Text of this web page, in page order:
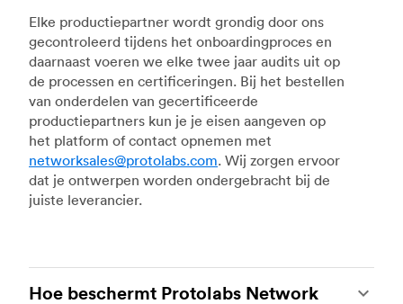
Elke productiepartner wordt grondig door ons
gecontroleerd tijdens het onboardingproces en
daarnaast voeren we elke twee jaar audits uit op
de processen en certificeringen. Bij het bestellen
van onderdelen van gecertificeerde
productiepartners kun je je eisen aangeven op
het platform of contact opnemen met
networksales@protolabs.com. Wij zorgen ervoor
dat je ontwerpen worden ondergebracht bij de
juiste leverancier.
Hoe beschermt Protolabs Network